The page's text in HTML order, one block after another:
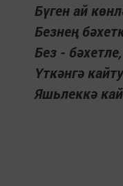
Бүген ай
Безнең
Без -
Үткәнгә
Яшьлеккә